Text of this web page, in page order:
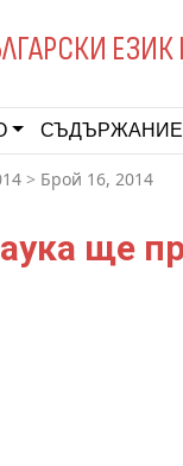
ЕЗИК
СЪДЪРЖАНИЕ
> Брой 16, 2014
ще